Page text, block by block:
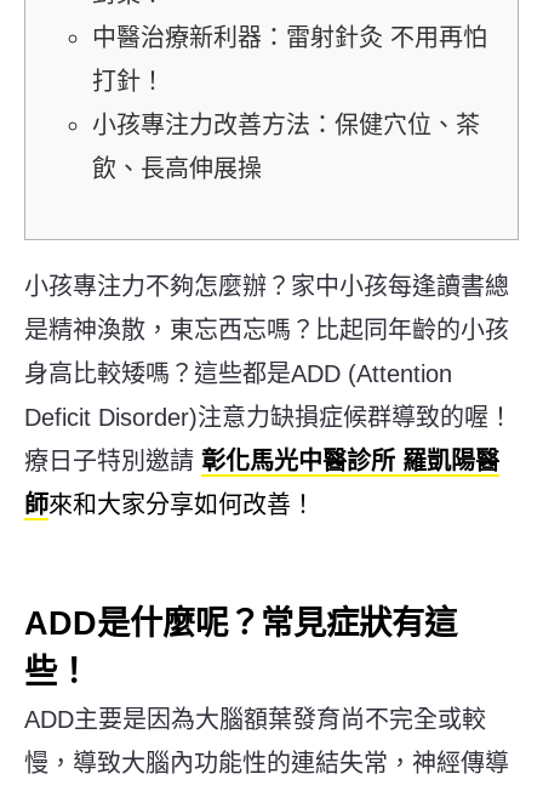
中醫治療新利器：雷射針灸 不用再怕
打針！
小孩專注力改善方法：保健穴位、茶
飲、長高伸展操
小孩專注力不夠怎麼辦？家中小孩每逢讀書總
是精神渙散，東忘西忘嗎？比起同年齡的小孩
身高比較矮嗎？這些都是ADD (Attention
Deficit Disorder)注意力缺損症候群導致的喔！
療日子特別邀請 彰化馬光中醫診所 羅凱陽醫
師來和大家分享如何改善！
ADD是什麼呢？常見症狀有這
些！
ADD主要是因為大腦額葉發育尚不完全或較
慢，導致大腦內功能性的連結失常，神經傳導